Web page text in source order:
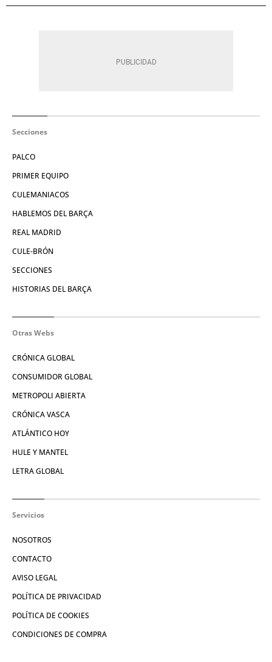
Secciones
PALCO
PRIMER EQUIPO
CULEMANIACOS
HABLEMOS DEL BARÇA
REAL MADRID
CULE-BRÓN
SECCIONES
HISTORIAS DEL BARÇA
Otras Webs
CRÓNICA GLOBAL
CONSUMIDOR GLOBAL
METROPOLI ABIERTA
CRÓNICA VASCA
ATLÁNTICO HOY
HULE Y MANTEL
LETRA GLOBAL
Servicios
NOSOTROS
CONTACTO
AVISO LEGAL
POLÍTICA DE PRIVACIDAD
POLÍTICA DE COOKIES
CONDICIONES DE COMPRA